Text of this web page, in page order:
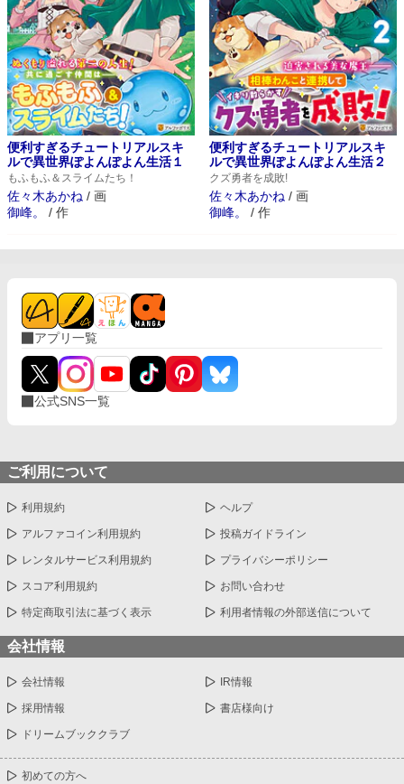
もふもふ＆スライムたち！
便利すぎるチュートリアルスキ
ルで異世界ぽよんぽよん生活１
佐々木あかね / 画
御峰。
/ 作
クズ勇者を成敗!
便利すぎるチュートリアルスキ
ルで異世界ぽよんぽよん生活２
佐々木あかね / 画
御峰。
/ 作
アプリ一覧
公式SNS一覧
ご利用について
利用規約 ヘルプ
アルファコイン利用規約 投稿ガイドライン
レンタルサービス利用規約 プライバシーポリシー
スコア利用規約 お問い合わせ
特定商取引法に基づく表示 利用者情報の外部送信について
会社情報
会社情報 IR情報
採用情報 書店様向け
ドリームブッククラブ
初めての方へ